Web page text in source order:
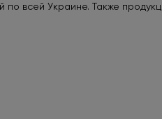
всей Украине. Также